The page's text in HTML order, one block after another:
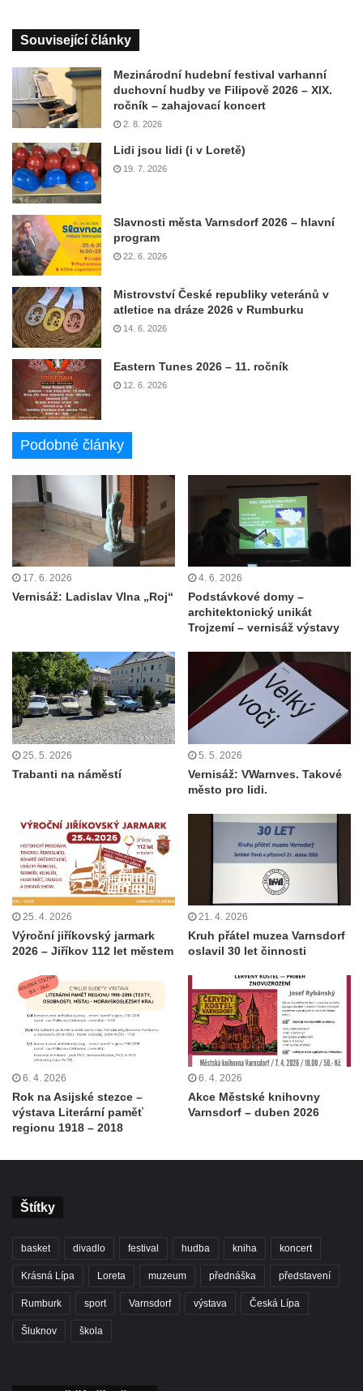
Související články
Mezinárodní hudební festival varhanní
duchovní hudby ve Filipově 2026 – XIX.
ročník – zahajovací koncert
2. 8. 2026
Lidi jsou lidi (i v Loretě)
19. 7. 2026
Slavnosti města Varnsdorf 2026 – hlavní
program
22. 6. 2026
Mistrovství České republiky veteránů v
atletice na dráze 2026 v Rumburku
14. 6. 2026
Eastern Tunes 2026 – 11. ročník
12. 6. 2026
Podobné články
17. 6. 2026
Vernisáž: Ladislav Vlna „Roj“
4. 6. 2026
Podstávkové domy –
architektonický unikát
Trojzemí – vernisáž výstavy
25. 5. 2026
Trabanti na náměstí
5. 5. 2026
Vernisáž: VWarnves. Takové
město pro lidi.
25. 4. 2026
Výroční jiříkovský jarmark
2026 – Jiříkov 112 let městem
21. 4. 2026
Kruh přátel muzea Varnsdorf
oslavil 30 let činnosti
6. 4. 2026
Rok na Asijské stezce –
výstava Literární paměť
regionu 1918 – 2018
6. 4. 2026
Akce Městské knihovny
Varnsdorf – duben 2026
Štítky
basket divadlo festival hudba kniha koncert
Krásná Lípa Loreta muzeum přednáška představení
Rumburk sport Varnsdorf výstava Česká Lípa
Šluknov škola